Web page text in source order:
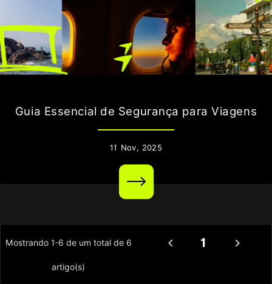
Guia Essencial de Segurança para Viagens
11 Nov, 2025
Mostrando 1-6 de um total de 6
artigo(s)
 1 